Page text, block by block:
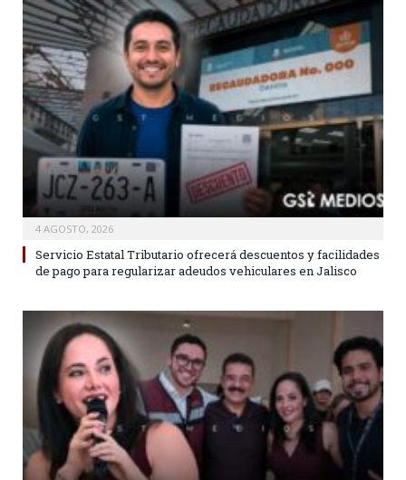
4 AGOSTO, 2026
Servicio Estatal Tributario ofrecerá descuentos y facilidades
de pago para regularizar adeudos vehiculares en Jalisco